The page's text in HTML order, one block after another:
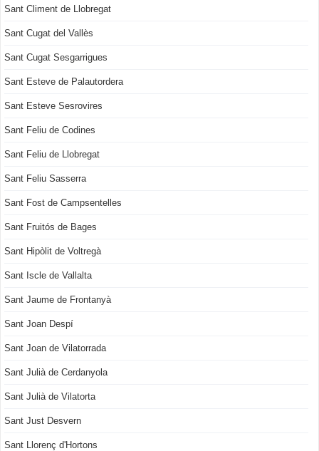
Sant Climent de Llobregat
Sant Cugat del Vallès
Sant Cugat Sesgarrigues
Sant Esteve de Palautordera
Sant Esteve Sesrovires
Sant Feliu de Codines
Sant Feliu de Llobregat
Sant Feliu Sasserra
Sant Fost de Campsentelles
Sant Fruitós de Bages
Sant Hipòlit de Voltregà
Sant Iscle de Vallalta
Sant Jaume de Frontanyà
Sant Joan Despí
Sant Joan de Vilatorrada
Sant Julià de Cerdanyola
Sant Julià de Vilatorta
Sant Just Desvern
Sant Llorenç d'Hortons